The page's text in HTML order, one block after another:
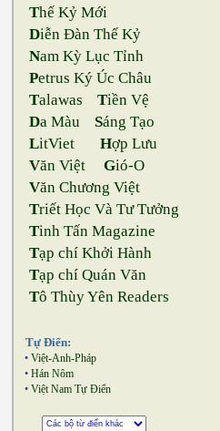
Thế Kỷ Mới
Diễn Đàn Thế Kỷ
Nam Kỳ Lục Tỉnh
Petrus Ký Úc Châu
Talawas Tiền Vệ
Da Màu Sáng Tạo
LitViet Hợp Lưu
Văn Việt Gió-O
Văn Chương Việt
Triết Học Và Tư Tưởng
Tinh Tấn Magazine
Tạp chí Khởi Hành
Tạp chí Quán Văn
Tô Thùy Yên Readers
Tự Điển:
• Việt-Anh-Pháp
• Hán Nôm
• Việt Nam Tự Điển